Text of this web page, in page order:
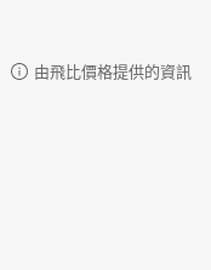
由飛比價格提供的資訊